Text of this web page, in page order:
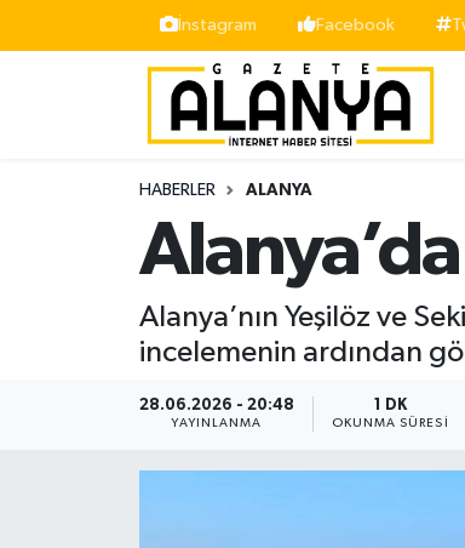
İnstagram Facebook
HABERLER ALANYA
Alanya’nın Yeşilöz ve
incelemenin ardından
28.06.2026 - 20:48
YAYINLANMA
1 DK
OKUNMA SÜRESI
Siyaset
İstanbul Nöbetçi Eczaneler
İstanbul Hava Durumu
Süper Lig Puan Durumu ve Fikstür
Tüm Manşetler
Son Dakika Haberleri